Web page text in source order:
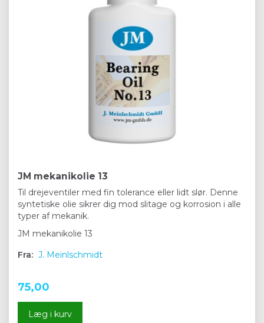
JM mekanikolie 13
Til drejeventiler med fin tolerance eller lidt slør. Denne
syntetiske olie sikrer dig mod slitage og korrosion i alle
typer af mekanik.
JM mekanikolie 13
Fra: J. Meinlschmidt
75,00
Læg i kurv